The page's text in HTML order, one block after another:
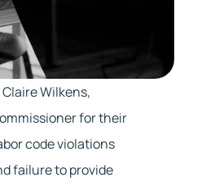
Wilkens,
for their
code violations
failure to provide